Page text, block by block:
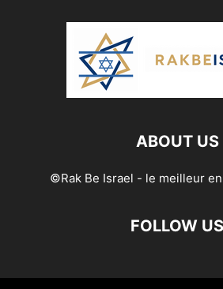
ABOUT US
©Rak Be Israel - le meilleur
FOLLOW US